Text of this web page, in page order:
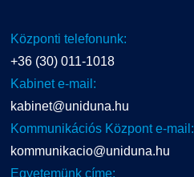
Központi telefonunk:
+36 (30) 011-1018
Kabinet e-mail:
kabinet@uniduna.hu
Kommunikációs Központ e-mail:
kommunikacio@uniduna.hu
Egyetemünk címe: